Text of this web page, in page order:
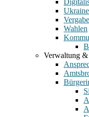
Wahlen
Verwaltung